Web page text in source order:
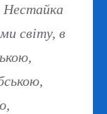
Нестайка
світу, в